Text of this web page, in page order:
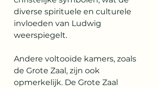
diverse spirituele en culturele
invloeden van Ludwig
weerspiegelt.
Andere voltooide kamers, zoals
de Grote Zaal, zijn ook
opmerkelijk. De Grote Zaal